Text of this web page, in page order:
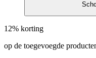
12% korting
op de toegevoegde